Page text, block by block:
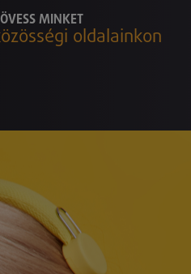
MINKET
oldalainkon